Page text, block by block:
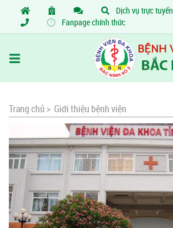
Dịch vụ trực tuyến
Fanpage chính thức
Trang chủ > Giới thiệu bệnh viện